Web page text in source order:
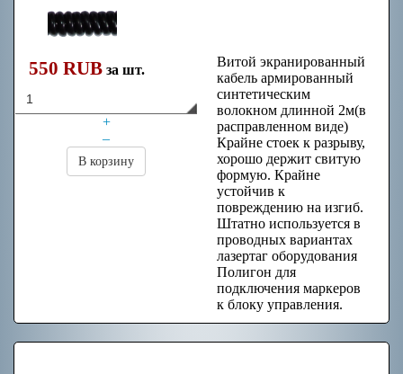
550 RUB за шт.
+
–
В корзину
Витой экранированный
кабель армированный
синтетическим
волокном длинной 2м(в
расправленном виде)
Крайне стоек к разрыву,
хорошо держит свитую
формую. Крайне
устойчив к
повреждению на изгиб.
Штатно используется в
проводных вариантах
лазертаг оборудования
Полигон для
подключения маркеров
к блоку управления.